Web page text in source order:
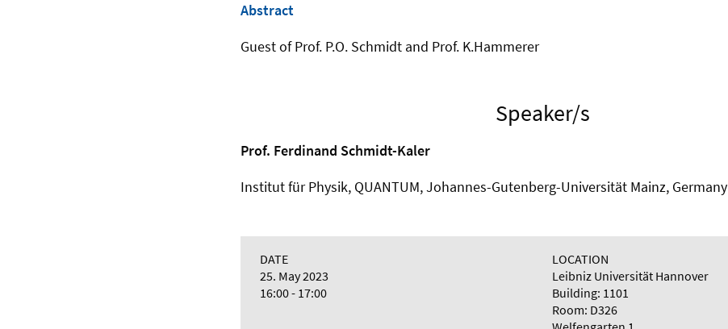
Abstract
Guest of Prof. P.O. Schmidt and Prof. K.Hammerer
Speaker/s
Prof. Ferdinand Schmidt-Kaler
Institut für Physik, QUANTUM, Johannes-Gutenberg-Universität Mainz, Germany
DATE
25. May 2023
16:00 - 17:00
LOCATION
Leibniz Universität Hannover
Building: 1101
Room: D326